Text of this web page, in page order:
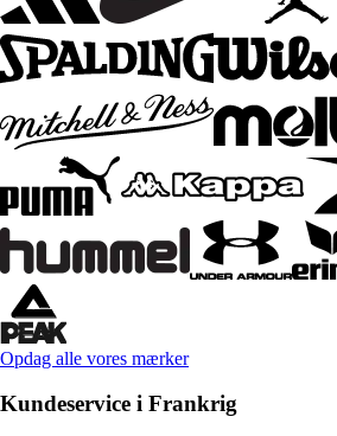
Opdag alle vores mærker
Kundeservice i Frankrig